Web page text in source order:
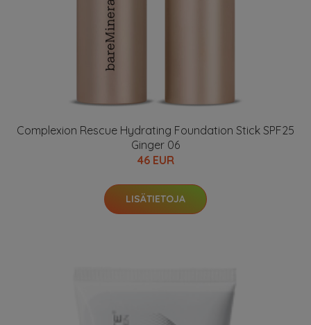
Complexion Rescue Hydrating Foundation Stick SPF25
Ginger 06
46 EUR
LISÄTIETOJA